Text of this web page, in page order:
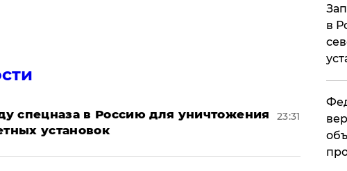
спецназа в Россию для уничтожения
установок
23:31
в